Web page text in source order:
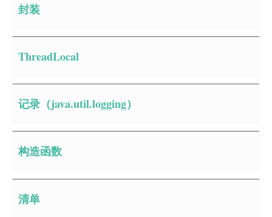
封装
ThreadLocal
记录（java.util.logging）
构造函数
清单